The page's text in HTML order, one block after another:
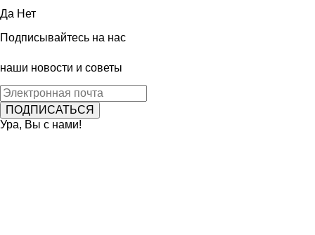
Да Нет
Подписывайтесь на нас
наши новости и советы
Ура, Вы с нами!